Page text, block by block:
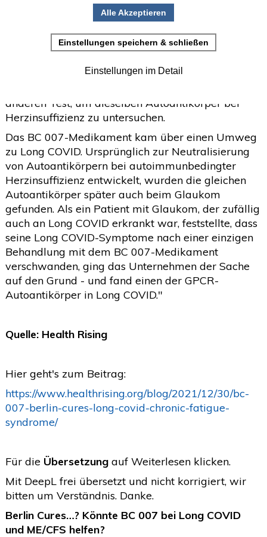
Einladung zur Studienteilnahme
>März(1)
>Januar(4)
>2025(72)
>2024(153)
>2023(18)
>2022(119)
>2021(468)
>2020(26)
>2018 (3)
>2016(1)
>2015(2)
Erstellt: 31. Dezember 2021
"Während Carmen Scheibenbogens Gruppe
Autoantikörper aufspürte, die die Funktion der
(ME/CFS) beeinträchtigen, verwendete eine kleine
anderen Test, um dieselben Autoantikörper bei
Herzinsuffizienz zu untersuchen.
Das BC 007-Medikament kam über einen Umweg
zu Long COVID. Ursprünglich zur Neutralisierung
von Autoantikörpern bei autoimmunbedingter
Herzinsuffizienz entwickelt, wurden die gleichen
Autoantikörper später auch beim Glaukom
gefunden. Als ein Patient mit Glaukom, der zufällig
auch an Long COVID erkrankt war, feststellte, dass
seine Long COVID-Symptome nach einer einzigen
Behandlung mit dem BC 007-Medikament
verschwanden, ging das Unternehmen der Sache
auf den Grund - und fand einen der GPCR-
Autoantikörper in Long COVID."
Quelle: Health Rising
Hier geht's zum Beitrag:
https://www.healthrising.org/blog/2021/12/30/bc-
007-berlin-cures-long-covid-chronic-fatigue-
syndrome/
Für die Übersetzungauf Weiterlesen klicken.
Mit DeepL frei übersetzt und nicht korrigiert, wir
bitten um Verständnis. Danke.
Berlin Cures…? Könnte BC 007 bei Long COVID
und ME/CFS helfen?